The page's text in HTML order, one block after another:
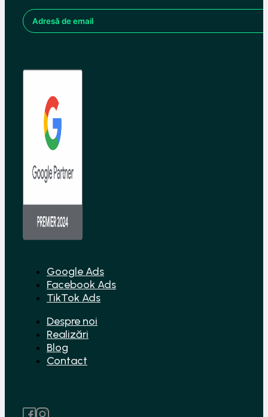
Google Ads
Facebook Ads
TikTok Ads
Despre noi
Realizări
Blog
Contact